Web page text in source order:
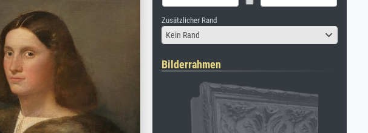
Zusätzlicher Rand
Kein Rand
Bilderrahmen